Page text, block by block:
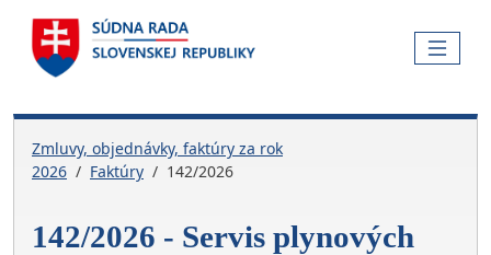
Skočiť na hlavnú navigáciu
Skočiť na obsah
Skočiť na bočnú lištu
Skočiť na pätičku
MENU
Zmluvy, objednávky, faktúry za rok
2026
Faktúry 142/2026
142/2026 - Servis plynových